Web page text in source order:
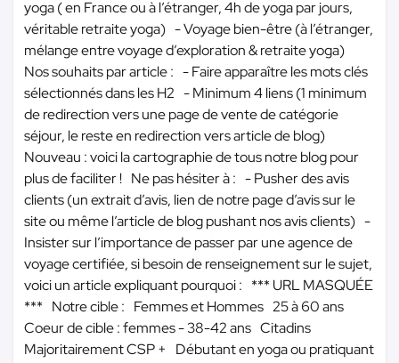
yoga ( en France ou à l’étranger, 4h de yoga par jours,
véritable retraite yoga) - Voyage bien-être (à l’étranger,
mélange entre voyage d’exploration & retraite yoga)
Nos souhaits par article : - Faire apparaître les mots clés
sélectionnés dans les H2 - Minimum 4 liens (1 minimum
de redirection vers une page de vente de catégorie
séjour, le reste en redirection vers article de blog)
Nouveau : voici la cartographie de tous notre blog pour
plus de faciliter ! Ne pas hésiter à : - Pusher des avis
clients (un extrait d’avis, lien de notre page d’avis sur le
site ou même l’article de blog pushant nos avis clients) -
Insister sur l’importance de passer par une agence de
voyage certifiée, si besoin de renseignement sur le sujet,
voici un article expliquant pourquoi : *** URL MASQUÉE
*** Notre cible : Femmes et Hommes 25 à 60 ans
Coeur de cible : femmes - 38-42 ans Citadins
Majoritairement CSP + Débutant en yoga ou pratiquant